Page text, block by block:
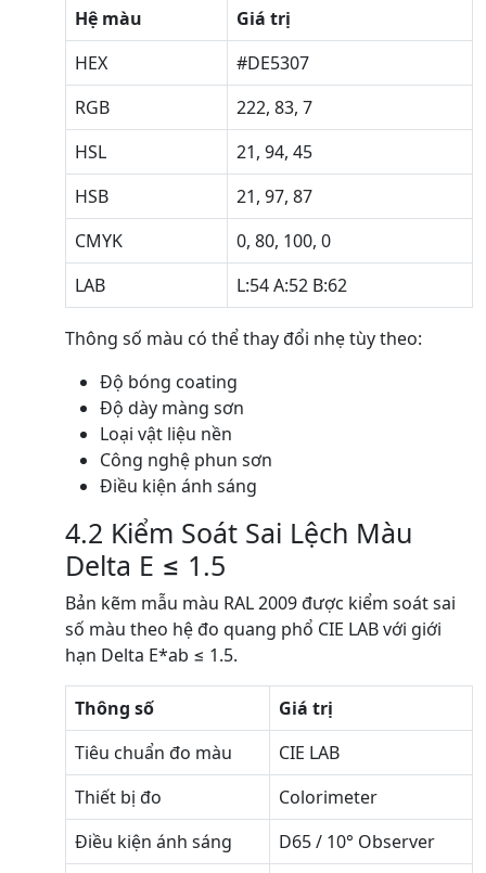
Hệ màu
Giá trị
HEX
#DE5307
RGB
222, 83, 7
HSL
21, 94, 45
HSB
21, 97, 87
CMYK
0, 80, 100, 0
LAB
L:54 A:52 B:62
Thông số màu có thể thay đổi nhẹ tùy theo:
Độ bóng coating
Độ dày màng sơn
Loại vật liệu nền
Công nghệ phun sơn
Điều kiện ánh sáng
4.2 Kiểm Soát Sai Lệch Màu
Delta E ≤ 1.5
Bản kẽm mẫu màu RAL 2009 được kiểm soát sai
số màu theo hệ đo quang phổ CIE LAB với giới
hạn Delta E*ab ≤ 1.5.
Thông số
Giá trị
Tiêu chuẩn đo màu
CIE LAB
Thiết bị đo
Colorimeter
Điều kiện ánh sáng
D65 / 10° Observer